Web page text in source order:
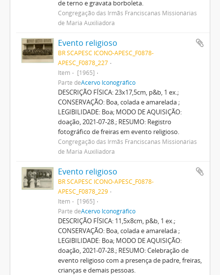
de terno e gravata borboleta.
Congregação das Irmãs Franciscanas Missionárias
de Maria Auxiliadora
Evento religioso
BR SCAPESC ICONO-APESC_F0878-
APESC_F0878_227
Item
[1965]
Parte deAcervo Iconográfico
DESCRIÇÃO FÍSICA: 23x17,5cm, p&b, 1 ex.;
CONSERVAÇÃO: Boa, colada e amarelada ;
LEGIBILIDADE: Boa; MODO DE AQUISIÇÃO:
doação, 2021-07-28.; RESUMO: Registro
fotográfico de freiras em evento religioso.
Congregação das Irmãs Franciscanas Missionárias
de Maria Auxiliadora
Evento religioso
BR SCAPESC ICONO-APESC_F0878-
APESC_F0878_229
Item
[1965]
Parte deAcervo Iconográfico
DESCRIÇÃO FÍSICA: 11,5x8cm, p&b, 1 ex.;
CONSERVAÇÃO: Boa, colada e amarelada ;
LEGIBILIDADE: Boa; MODO DE AQUISIÇÃO:
doação, 2021-07-28.; RESUMO: Celebração de
evento religioso com a presença de padre, freiras,
crianças e demais pessoas.